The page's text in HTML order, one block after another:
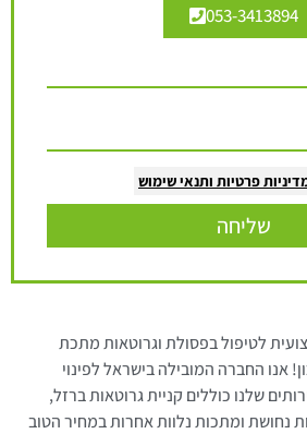
053-3413894
פרטיות ותנאי שימוש
שליחה
לטיפול בפסולת וגרוטאות מתכת
אנו החברה המובילה בישראל לפינוי
שלנו כוללים קניית גרוטאות ברזל,
נחושת ומתכות נלוות אחרות במחיר הטוב